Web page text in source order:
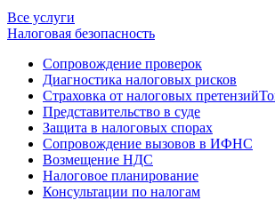
Все услуги
Налоговая безопасность
Сопровождение проверок
Диагностика налоговых рисков
Страховка от налоговых претензий
Представительство в суде
Защита в налоговых спорах
Сопровождение вызовов в ИФНС
Возмещение НДС
Налоговое планирование
Консультации по налогам